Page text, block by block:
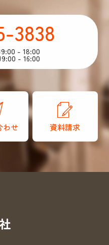
3838
- 18:00
- 16:00
わせ 資料請求